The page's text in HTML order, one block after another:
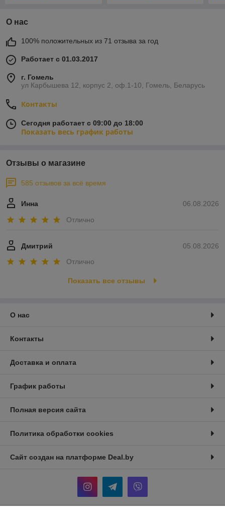
О нас
100% положительных из 71 отзыва за год
Работает с 01.03.2017
г. Гомель
ул Карбышева 12, корпус 2, оф.1-10, Гомель, Беларусь
Контакты
Сегодня работает с 09:00 до 18:00
Показать весь график работы
Отзывы о магазине
585 отзывов за всё время
06.08.2026
Инна
Отлично
05.08.2026
Дмитрий
Отлично
Показать все отзывы
О нас
Контакты
Доставка и оплата
График работы
Полная версия сайта
Политика обработки cookies
Сайт создан на платформе Deal.by